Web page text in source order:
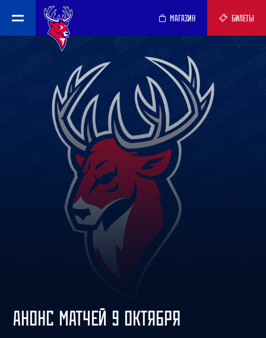
МАГАЗИН БИЛЕТЫ
АНОНС МАТЧЕЙ 9 ОКТЯБРЯ